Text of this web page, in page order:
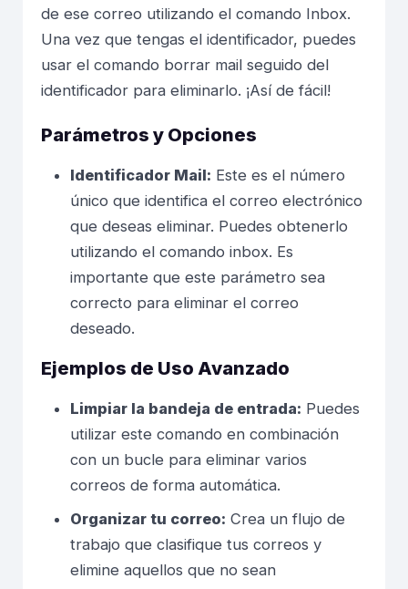
de ese correo utilizando el comando Inbox.
Una vez que tengas el identificador, puedes
usar el comando borrar mail seguido del
identificador para eliminarlo. ¡Así de fácil!
Parámetros y Opciones
Identificador Mail: Este es el número
único que identifica el correo electrónico
que deseas eliminar. Puedes obtenerlo
utilizando el comando inbox. Es
importante que este parámetro sea
correcto para eliminar el correo
deseado.
Ejemplos de Uso Avanzado
Limpiar la bandeja de entrada: Puedes
utilizar este comando en combinación
con un bucle para eliminar varios
correos de forma automática.
Organizar tu correo: Crea un flujo de
trabajo que clasifique tus correos y
elimine aquellos que no sean